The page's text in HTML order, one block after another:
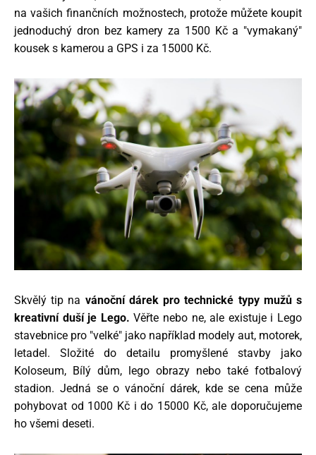
na vašich finančních možnostech, protože můžete koupit
jednoduchý dron bez kamery za 1500 Kč a "vymakaný"
kousek s kamerou a GPS i za 15000 Kč.
Skvělý tip na vánoční dárek pro technické typy mužů s
kreativní duší je Lego. Věřte nebo ne, ale existuje i Lego
stavebnice pro "velké" jako například modely aut, motorek,
letadel. Složité do detailu promyšlené stavby jako
Koloseum, Bílý dům, lego obrazy nebo také fotbalový
stadion. Jedná se o vánoční dárek, kde se cena může
pohybovat od 1000 Kč i do 15000 Kč, ale doporučujeme
ho všemi deseti.